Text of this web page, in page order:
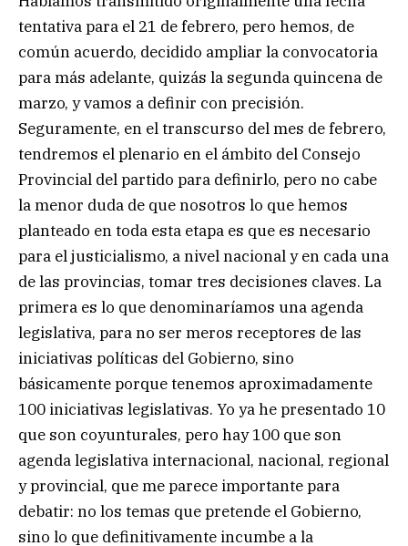
tentativa para el 21 de febrero, pero hemos, de
común acuerdo, decidido ampliar la convocatoria
para más adelante, quizás la segunda quincena de
marzo, y vamos a definir con precisión.
Seguramente, en el transcurso del mes de febrero,
tendremos el plenario en el ámbito del Consejo
Provincial del partido para definirlo, pero no cabe
la menor duda de que nosotros lo que hemos
planteado en toda esta etapa es que es necesario
para el justicialismo, a nivel nacional y en cada una
de las provincias, tomar tres decisiones claves. La
primera es lo que denominaríamos una agenda
legislativa, para no ser meros receptores de las
iniciativas políticas del Gobierno, sino
básicamente porque tenemos aproximadamente
100 iniciativas legislativas. Yo ya he presentado 10
que son coyunturales, pero hay 100 que son
agenda legislativa internacional, nacional, regional
y provincial, que me parece importante para
debatir: no los temas que pretende el Gobierno,
sino lo que definitivamente incumbe a la